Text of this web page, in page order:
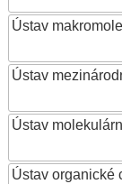
Ústav
Ústav
Ústav
Ústav organické